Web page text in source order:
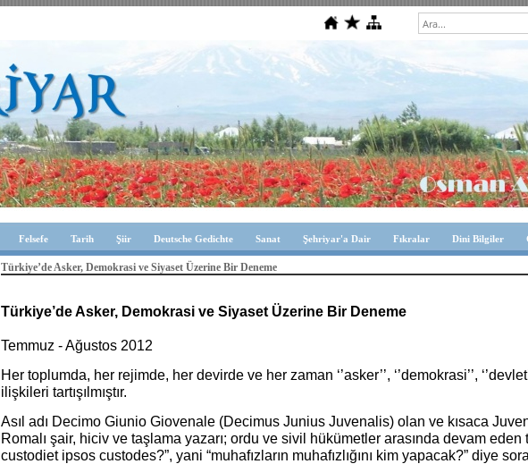
Felsefe Tarih Şiir Deutsche Gedichte Sanat Şehriyar'a Dair Fıkralar Dini Bilgiler
Türkiye’de Asker, Demokrasi ve Siyaset Üzerine Bir Deneme
Türkiye’de Asker, Demokrasi ve Siyaset Üzerine Bir Deneme
Temmuz - Ağustos 2012
Her toplumda, her rejimde, her devirde ve her zaman ‘’asker’’, ‘’demokrasi’’,
ilişkileri tartışılmıştır.
Asıl adı Decimo Giunio Giovenale (Decimus Junius Juvenalis) olan ve kısaca
Romalı şair, hiciv ve taşlama yazarı; ordu ve sivil hükümetler arasında devam eden
custodiet ipsos custodes?”, yani “muhafızların muhafızlığını kim yapacak?” diye